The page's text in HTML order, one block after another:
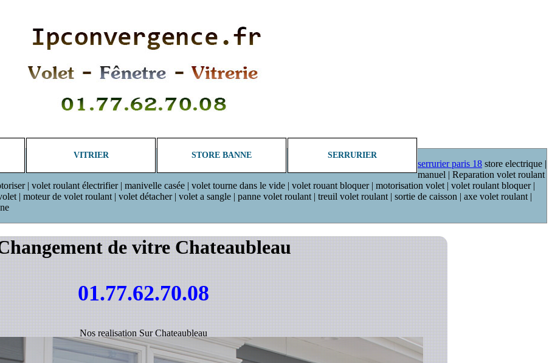
VITRIER STORE BANNE SERRURIER
serrurier paris 18 store electrique |
manuel | Reparation volet roulant
| volet roulant électrifier | manivelle casée | volet tourne dans le vide | volet rouant bloquer | motorisation volet | volet roulant bloquer |
| moteur de volet roulant | volet détacher | volet a sangle | panne volet roulant | treuil volet roulant | sortie de caisson | axe volet roulant |
de vitre Chateaubleau
01.77.62.70.08
Nos realisation Sur Chateaubleau